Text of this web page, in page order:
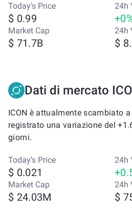
Today’s Price
$ 0.99
24h
Market Cap
$ 71.7B
24h
$
Dati di mercato
ICON è attualmente scambiato
registrato una variazione del
giorni.
Today’s Price
$ 0.021
24h
Market Cap
$ 24.03M
24h
$